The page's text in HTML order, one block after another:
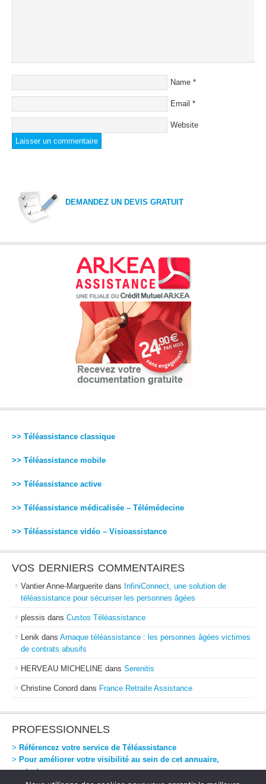
Name *
Email *
Website
DEMANDEZ UN DEVIS GRATUIT
>> Téléassistance classique
>> Téléassistance mobile
>> Téléassistance active
>> Téléassistance médicalisée – Télémédecine
>> Téléassistance vidéo – Visioassistance
VOS DERNIERS COMMENTAIRES
Vantier Anne-Marguerite dans InfiniConnect, une solution de
téléassistance pour sécuriser les personnes âgées
plessis dans Custos Téléassistance
Lenik dans Arnaque téléassistance : les personnes âgées victimes
de contrats abusifs
HERVEAU MICHELINE dans Serenitis
Christine Conord dans France Retraite Assistance
PROFESSIONNELS
> Référencez votre service de Téléassistance
> Pour améliorer votre visibilité au sein de cet annuaire,
contactez-nous